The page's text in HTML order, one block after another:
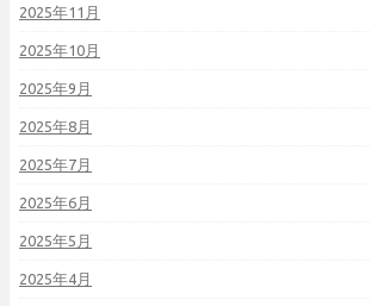
2025年11月
2025年10月
2025年9月
2025年8月
2025年7月
2025年6月
2025年5月
2025年4月